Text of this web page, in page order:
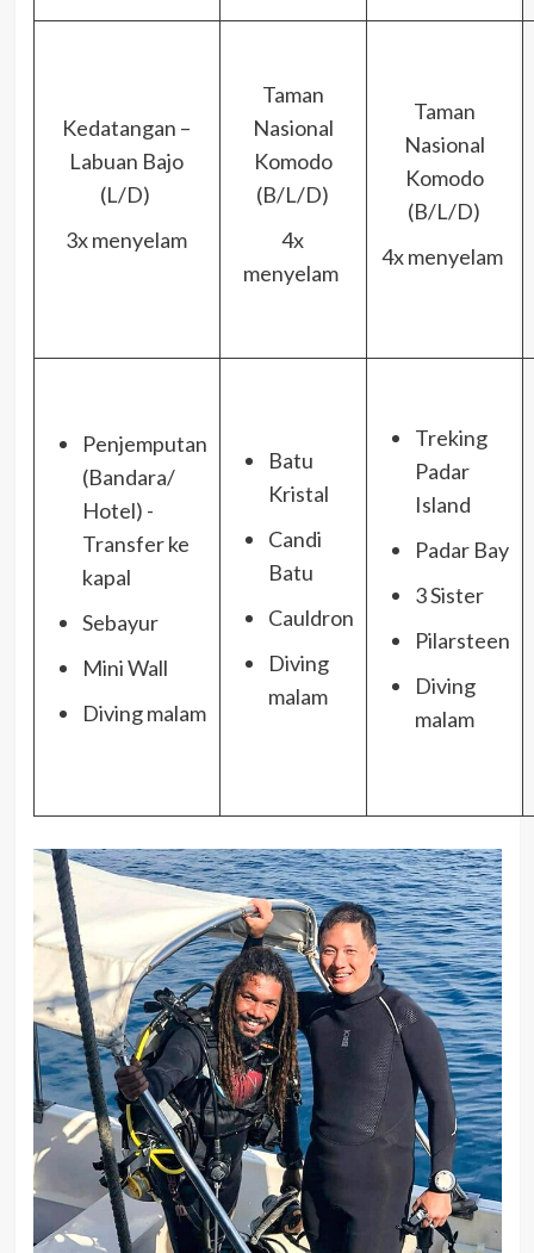
Kedatangan –
Labuan Bajo
(L/D)
3x menyelam
Taman
Nasional
Komodo
(B/L/D)
4x
menyelam
Taman
Nasional
Komodo
(B/L/D)
4x menyelam
Penjemputan
(Bandara/
Hotel) -
Transfer ke
kapal
Sebayur
Mini Wall
Diving malam
Batu
Kristal
Candi
Batu
Cauldron
Diving
malam
Treking
Padar
Island
Padar Bay
3 Sister
Pilarsteen
Diving
malam